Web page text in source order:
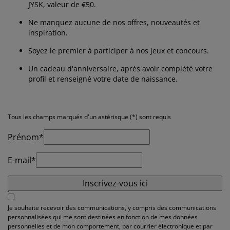
robes
de chambre à coucher
avec rangement
enfant
superposés
entretien meubles
pour vitrage
d'extérieur
d’enfant
et repasser
JYSK, valeur de €50.
Ne manquez aucune de nos offres, nouveautés et
inspiration.
Soyez le premier à participer à nos jeux et concours.
Un cadeau d'anniversaire, après avoir complété votre
profil et renseigné votre date de naissance.
Tous les champs marqués d'un astérisque (*) sont requis
Prénom*
E-mail*
Inscrivez-vous ici
Je souhaite recevoir des communications, y compris des communications
personnalisées qui me sont destinées en fonction de mes données
personnelles et de mon comportement, par courrier électronique et par